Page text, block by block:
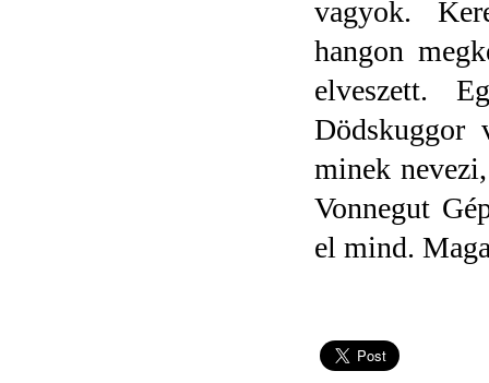
vagyok.
hangon
elveszett.
minek
Vonnegut
el mind.